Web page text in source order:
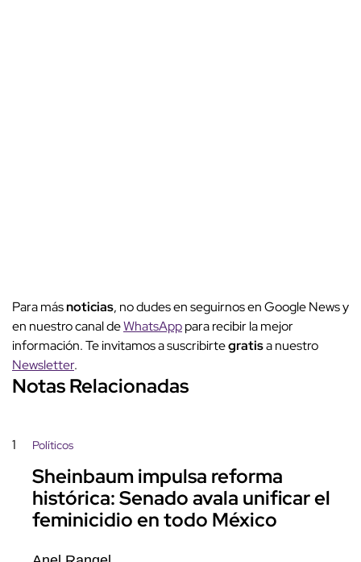
Para másnoticias, no dudes en seguirnos en Google News y
en nuestro canal deWhatsApppara recibir la mejor
información. Te invitamos a suscribirtegratisa nuestro
Newsletter.
Notas Relacionadas
1 Políticos
Sheinbaum impulsa reforma
histórica: Senado avala unificar el
feminicidio en todo México